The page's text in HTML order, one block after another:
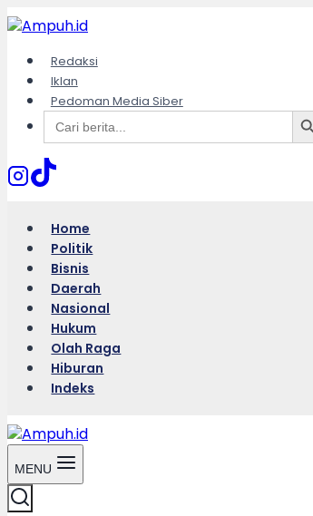
Skip
to
contentRedaksi
Iklan
Pedoman Media Siber
Search
for:
Search
Home
Politik
Bisnis
Daerah
Nasional
Hukum
Olah Raga
Hiburan
Indeks
MENU